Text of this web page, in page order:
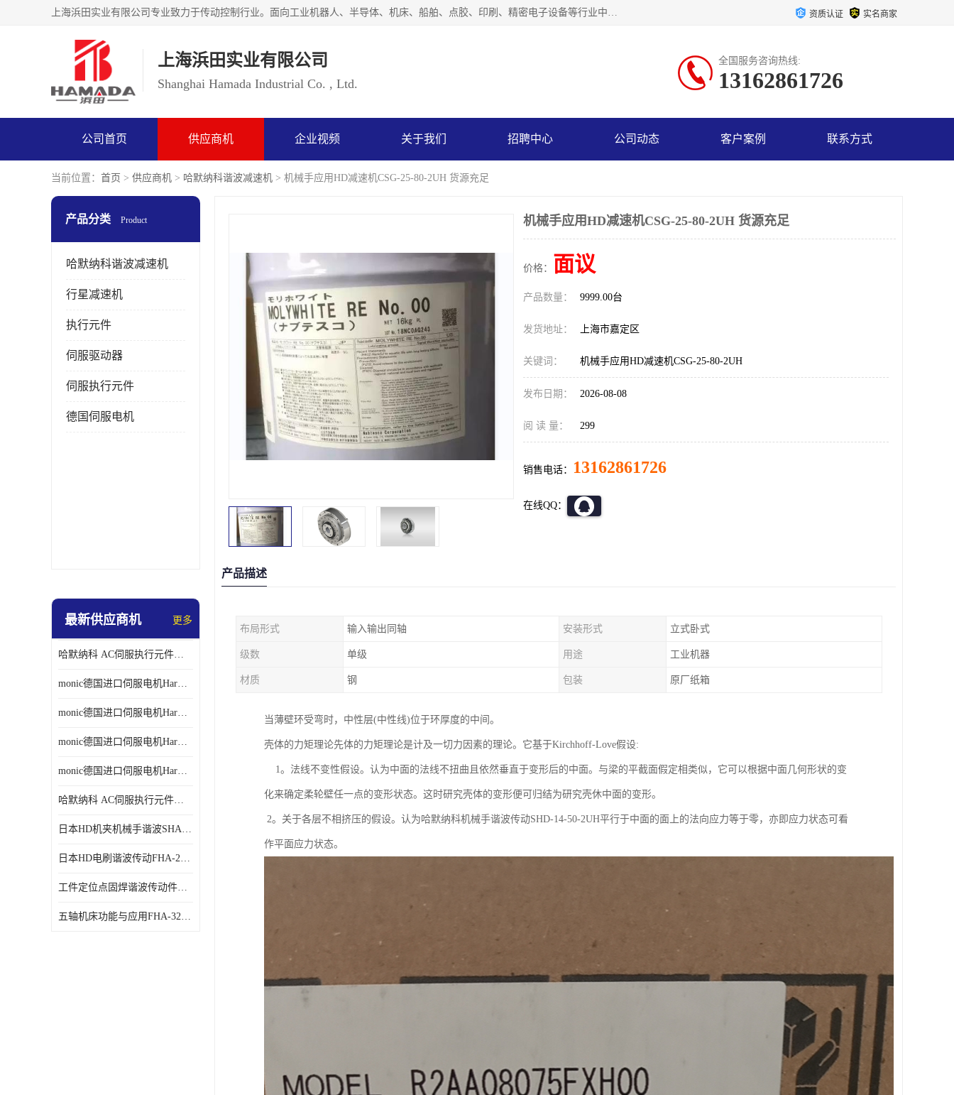
上海浜田实业有限公司专业致力于传动控制行业。面向工业机器人、半导体、机床、船舶、点胶、印刷、精密电子设备等行业中的运动控制技术。为日本哈默纳科（HarmonicDrive简称HD）中国地区定代理商，其生产的HarmonicDrive谐波减速机，具有轻量、小型、传动效率高、减速范围广、精度高等特点，被广泛应用于各种传动系统中。完善的技术，完善的售后，让您的选择无后顾之忧，欢迎您的来电洽谈！ 资质认证 实名商家
上海浜田实业有限公司
Shanghai Hamada Industrial Co. , Ltd.
全国服务咨询热线:
13162861726
公司首页 供应商机 企业视频 关于我们 招聘中心 公司动态 客户案例 联系方式
当前位置： 首页 > 供应商机 > 哈默纳科谐波减速机 > 机械手应用HD减速机CSG-25-80-2UH 货源充足
产品分类 Product
哈默纳科谐波减速机
行星减速机
执行元件
伺服驱动器
伺服执行元件
德国伺服电机
最新供应商机 更多
哈默纳科 AC伺服执行元件扁平型SHA系列 议价
monic德国进口伺服电机Har中国总代理单价
monic德国进口伺服电机Har中国总代理代理
monic德国进口伺服电机Har中国总代理公司
monic德国进口伺服电机Har中国总代理供应
哈默纳科 AC伺服执行元件扁平型SHA系列
日本HD机夹机械手谐波SHA32A120CG-B12B
日本HD电刷谐波传动FHA-25C-50-E250-C
工件定位点固焊谐波传动件哈默纳科CSF-45-100-2UH
五轴机床功能与应用FHA-32C-50-US250
机械手应用HD减速机CSG-25-80-2UH 货源充足
价格： 面议
产品数量： 9999.00台
发货地址： 上海市嘉定区
关键词： 机械手应用HD减速机CSG-25-80-2UH
发布日期： 2026-08-08
阅 读 量： 299
销售电话： 13162861726
在线QQ：
产品描述
布局形式 输入输出同轴 安装形式 立式卧式
级数 单级 用途 工业机器
材质 钢 包装 原厂纸箱
当薄壁环受弯时，中性层(中性线)位于环厚度的中间。
壳体的力矩理论先体的力矩理论是计及一切力因素的理论。它基于Kirchhoff-Love假设:
1。法线不变性假设。认为中面的法线不扭曲且依然垂直于变形后的中面。与梁的平截面假定相类似，它可以根据中面几何形状的变
化来确定柔轮壁任一点的变形状态。这时研究壳体的变形便可归结为研究壳休中面的变形。
2。关于各层不相挤压的假设。认为哈默纳科机械手谐波传动SHD-14-50-2UH平行于中面的面上的法向应力等于零，亦即应力状态可看
作平面应力状态。